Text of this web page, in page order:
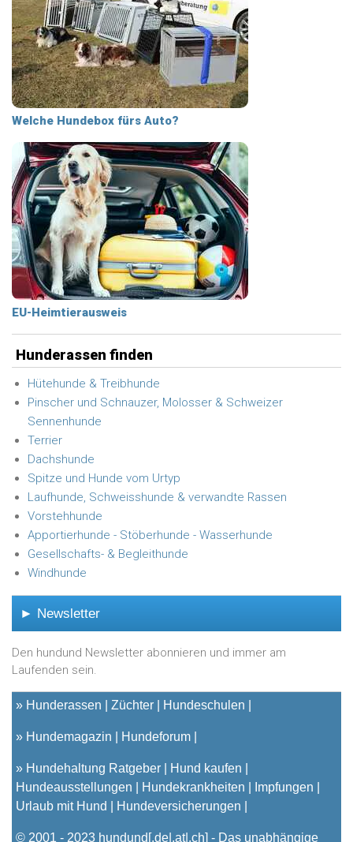
Welche Hundebox fürs Auto?
EU-Heimtierausweis
Hunderassen finden
Hütehunde & Treibhunde
Pinscher und Schnauzer, Molosser & Schweizer
Sennenhunde
Terrier
Dachshunde
Spitze und Hunde vom Urtyp
Laufhunde, Schweisshunde & verwandte Rassen
Vorstehhunde
Apportierhunde - Stöberhunde - Wasserhunde
Gesellschafts- & Begleithunde
Windhunde
► Newsletter
Den hundund Newsletter abonnieren und immer am
Laufenden sein.
» Hunderassen Züchter Hundeschulen
» Hundemagazin Hundeforum
» Hundehaltung Ratgeber
Hund kaufen
Hundeausstellungen
Hundekrankheiten
Impfungen
Urlaub mit Hund
Hundeversicherungen
© 2001 - 2023 hundund [.de|.at|.ch] - Das unabhängige